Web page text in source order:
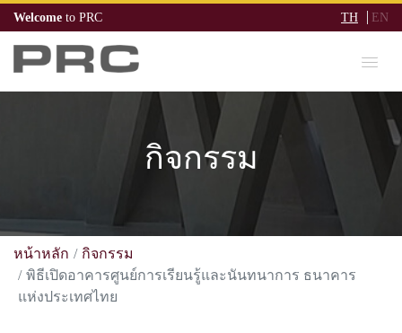
Welcome to PRC TH EN
กิจกรรม
หน้าหลัก
กิจกรรม
พิธีเปิดอาคารศูนย์การเรียนรู้และนันทนาการ ธนาคาร
แห่งประเทศไทย